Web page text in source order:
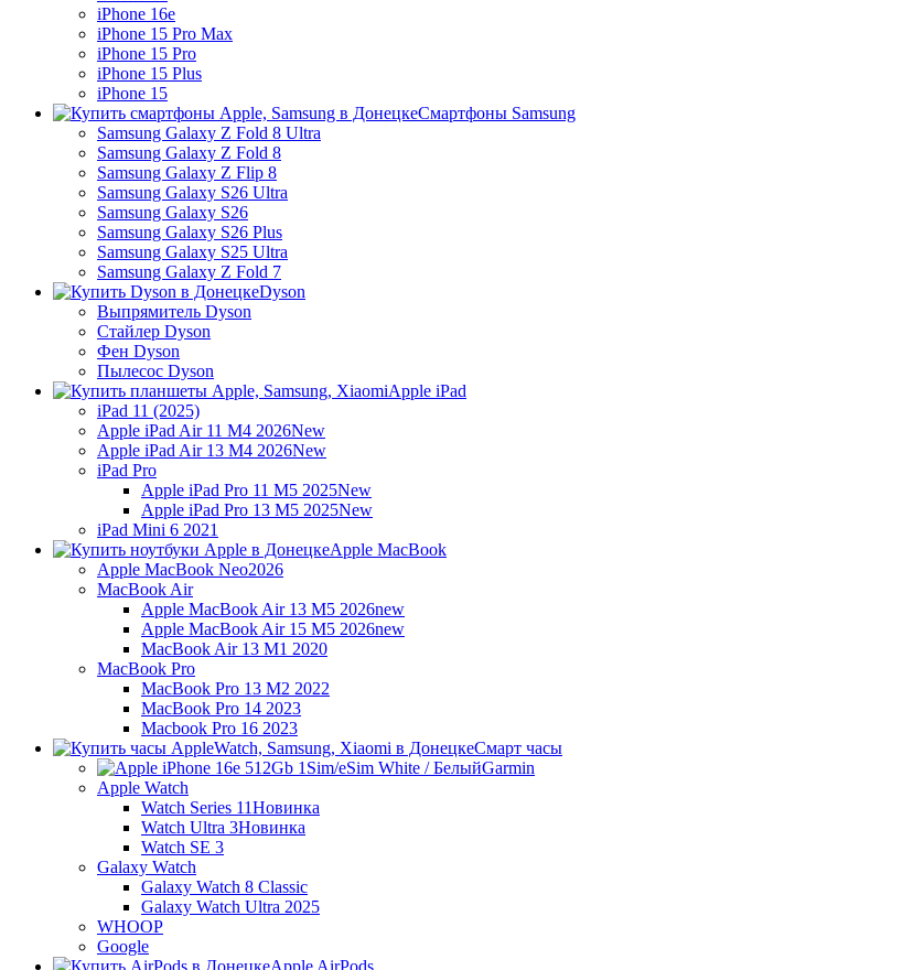
iPhone 16e
iPhone 15 Pro Max
iPhone 15 Pro
iPhone 15 Plus
iPhone 15
Смартфоны Samsung
Samsung Galaxy Z Fold 8 Ultra
Samsung Galaxy Z Fold 8
Samsung Galaxy Z Flip 8
Samsung Galaxy S26 Ultra
Samsung Galaxy S26
Samsung Galaxy S26 Plus
Samsung Galaxy S25 Ultra
Samsung Galaxy Z Fold 7
Dyson
Выпрямитель Dyson
Стайлер Dyson
Фен Dyson
Пылесос Dyson
Apple iPad
iPad 11 (2025)
Apple iPad Air 11 M4 2026New
Apple iPad Air 13 M4 2026New
iPad Pro
Apple iPad Pro 11 M5 2025New
Apple iPad Pro 13 M5 2025New
iPad Mini 6 2021
Apple MacBook
Apple MacBook Neo2026
MacBook Air
Apple MacBook Air 13 M5 2026new
Apple MacBook Air 15 M5 2026new
MacBook Air 13 M1 2020
MacBook Pro
MacBook Pro 13 M2 2022
MacBook Pro 14 2023
Macbook Pro 16 2023
Смарт часы
Garmin
Apple Watch
Watch Series 11Новинка
Watch Ultra 3Новинка
Watch SE 3
Galaxy Watch
Galaxy Watch 8 Classic
Galaxy Watch Ultra 2025
WHOOP
Google
Apple AirPods